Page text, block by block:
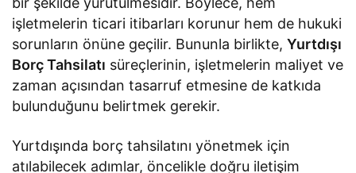
işletmelerin ticari itibarları korunur hem de hukuki
sorunların önüne geçilir. Bununla birlikte,Yurtdışı
Borç Tahsilatı süreçlerinin, işletmelerin maliyet ve
zaman açısından tasarruf etmesine de katkıda
bulunduğunu belirtmek gerekir.
Yurtdışında borç tahsilatını yönetmek için
atılabilecek adımlar, öncelikle doğru iletişim